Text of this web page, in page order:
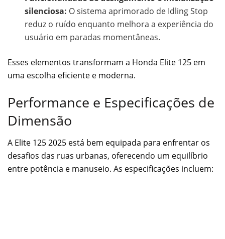
silenciosa: O sistema aprimorado de Idling Stop
reduz o ruído enquanto melhora a experiência do
usuário em paradas momentâneas.
Esses elementos transformam a Honda Elite 125 em
uma escolha eficiente e moderna.
Performance e Especificações de
Dimensão
A Elite 125 2025 está bem equipada para enfrentar os
desafios das ruas urbanas, oferecendo um equilíbrio
entre potência e manuseio. As especificações incluem: